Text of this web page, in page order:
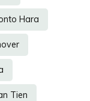
Hara
Tien